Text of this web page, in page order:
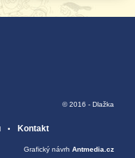
© 2016 - Dlažka
Kontakt
Grafický návrh Antmedia.cz